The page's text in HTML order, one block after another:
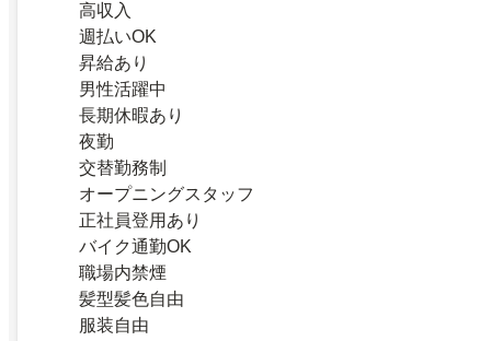
高収入
週払いOK
昇給あり
男性活躍中
長期休暇あり
夜勤
交替勤務制
オープニングスタッフ
正社員登用あり
バイク通勤OK
職場内禁煙
髪型髪色自由
服装自由